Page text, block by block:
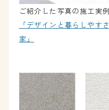
ご紹介した写真の施工実
「デザインと暮らしやす
家」